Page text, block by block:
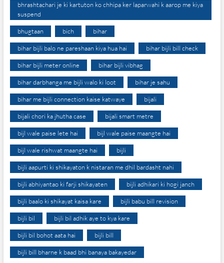
bhrashtachari je ki kartuton ko chhipa ker laparwahi k aarop me kiya
suspend
bhugtaan bich bihar
bihar bijli balo ne pareshaan kiya hua hai bihar bijli bill check
bihar bijli meter online bihar bijli vibhag
bihar darbhanga me bijli walo ki loot bihar je sahu
bihar me bijli connection kaise katwaye bijali
bijali chori ka jhutha case bijali smart metre
bijl wale paise lete hai bijl wale paise maangte hai
bijl wale rishwat maangte hai bijli
bijli aapurti ki shikayaton k nistaran me dhil bardasht nahi
bijli abhiyantao ki farji shikayaten bijli adhikari ki hogi janch
bijli baalo ki shikayat kaisa kare bijli babu bill revision
bijli bil bijli bil adhik aye to kya kare
bijli bil bohot aata hai bijli bill
bijli bill bharne k baad bhi banaya bakayedar